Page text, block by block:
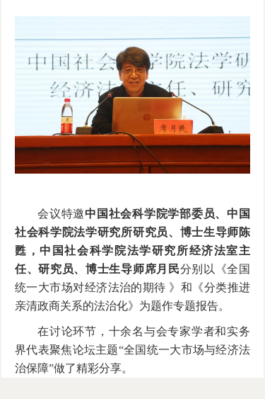
会议特邀中国社会科学院学部委员、中国
社会科学院法学研究所研究员、博士生导师陈
甦，中国社会科学院法学研究所经济法室主
任、研究员、博士生导师席月民分别以《全国
统一大市场对经济法治的期待 》和《分类推进
亲清政商关系的法治化》为题作专题报告。
在讨论环节，十余名与会专家学者和实务
界代表聚焦论坛主题“全国统一大市场与经济法
治保障”做了精彩分享。